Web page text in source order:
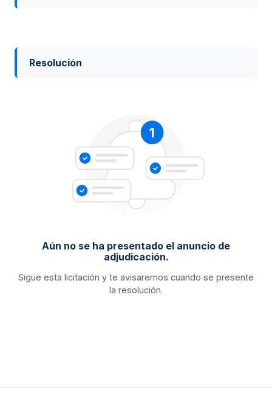
Resolución
Aún no se ha presentado el anuncio de
adjudicación.
Sigue esta licitación y te avisaremos cuando se presente
la resolución.